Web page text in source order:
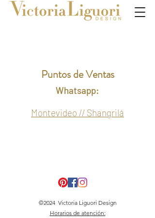
Puntos de Ventas
Whatsapp:
Montevideo // Shangrilá
©2024 Victoria Liguori Design
Horarios de atención: